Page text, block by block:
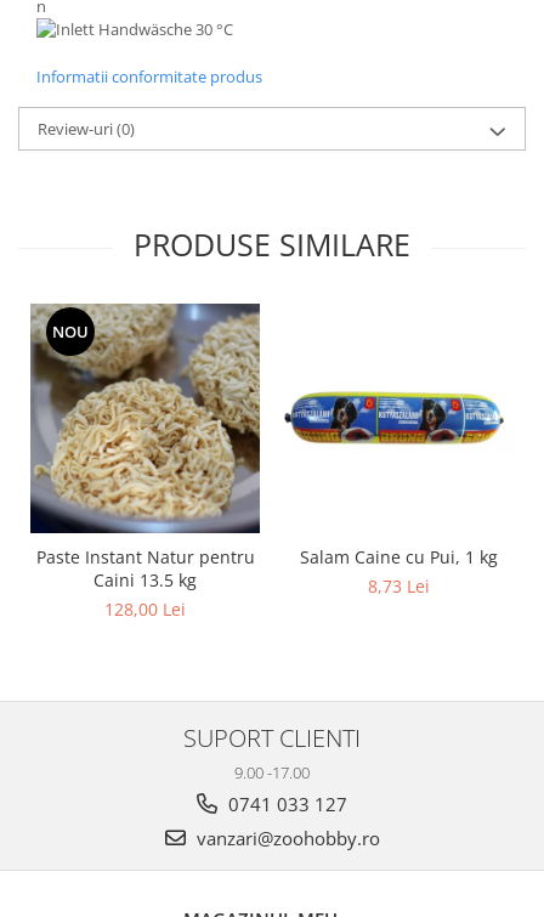
n
Informatii conformitate produs
Review-uri(0)
PRODUSE SIMILARE
NOU
Paste Instant Natur pentru
Caini 13.5 kg
128,00 Lei
Salam Caine cu Pui, 1 kg
8,73 Lei
SUPORT CLIENTI
9.00 -17.00
0741 033 127
vanzari@zoohobby.ro